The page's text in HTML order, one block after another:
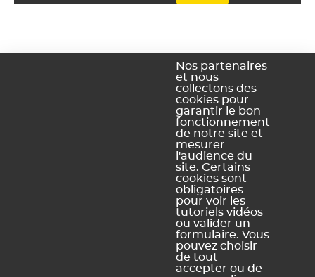
Ce contenu vous a été utile ?
Pas vraiment
Nos partenaires
et nous
collectons des
cookies pour
garantir le bon
fonctionnement
de notre site et
mesurer
l'audience du
site. Certains
cookies sont
obligatoires
pour voir les
tutoriels vidéos
ou valider un
formulaire. Vous
pouvez choisir
de tout
accepter ou de